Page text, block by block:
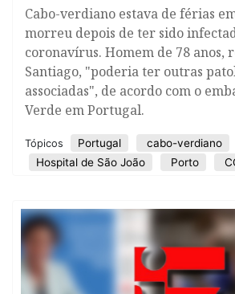
Cabo-verdiano estava de férias
morreu depois de ter sido
coronavírus. Homem de 78 anos,
Santiago, "poderia ter outras
associadas", de acordo com o
Verde em Portugal.
Tópicos Portugal cabo-verdiano
Hospital de São João
Porto